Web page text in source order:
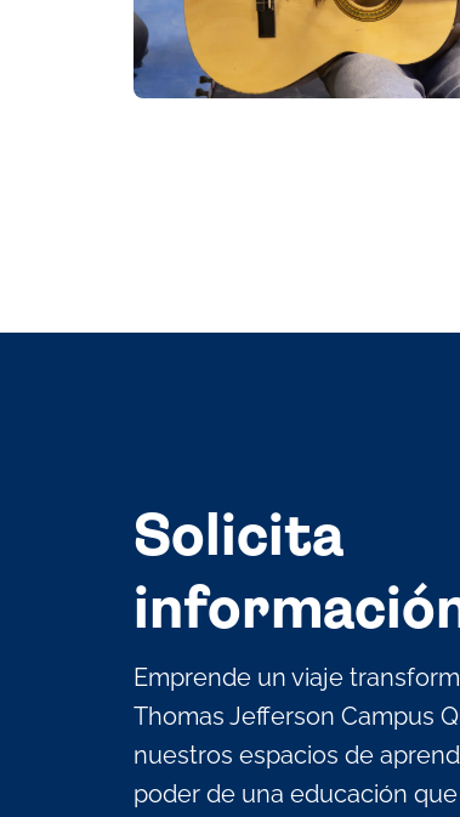
Solicita
Emprende un viaje
Thomas Jefferson Campus
nuestros espacios de
poder de una educación